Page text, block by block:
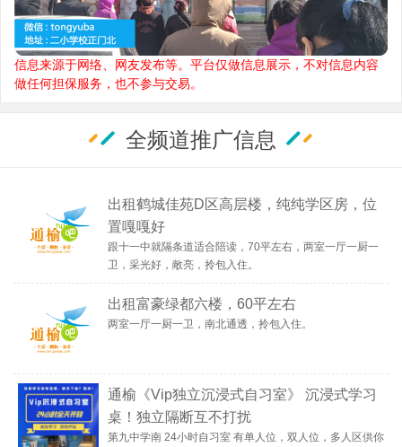
信息来源于网络、网友发布等。平台仅做信息展示，不对信息内容
做任何担保服务，也不参与交易。
全频道推广信息
出租鹤城佳苑D区高层楼，纯纯学区房，位
置嘎嘎好
跟十一中就隔条道适合陪读，70平左右，两室一厅一厨一
卫，采光好，敞亮，拎包入住。
出租富豪绿都六楼，60平左右
两室一厅一厨一卫，南北通透，拎包入住。
通榆《Vip独立沉浸式自习室》 沉浸式学习
桌！独立隔断互不打扰
第九中学南 24小时自习室 有单人位，双人位，多人区供你